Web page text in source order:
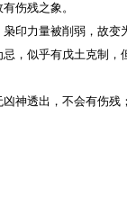
伤残之象。
印力量被削弱，故变
，似乎有戊土克制
神透出，不会有伤